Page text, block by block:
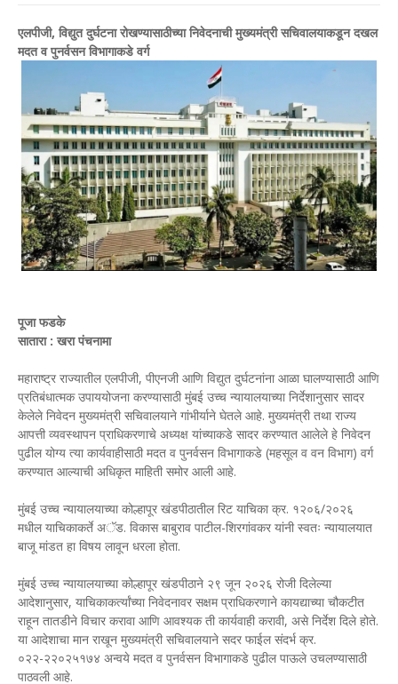
एलपीजी, विद्युत दुर्घटना रोखण्यासाठीच्या निवेदनाची मुख्यमंत्री सचिवालयाकडून दखल
मदत व पुनर्वसन विभागाकडे वर्ग
पूजा फडके
सातारा : खरा पंचनामा
महाराष्ट्र राज्यातील एलपीजी, पीएनजी आणि विद्युत दुर्घटनांना आळा घालण्यासाठी आणि
प्रतिबंधात्मक उपाययोजना करण्यासाठी मुंबई उच्च न्यायालयाच्या निर्देशानुसार सादर
केलेले निवेदन मुख्यमंत्री सचिवालयाने गांभीर्याने घेतले आहे. मुख्यमंत्री तथा राज्य
आपत्ती व्यवस्थापन प्राधिकरणाचे अध्यक्ष यांच्याकडे सादर करण्यात आलेले हे निवेदन
पुढील योग्य त्या कार्यवाहीसाठी मदत व पुनर्वसन विभागाकडे (महसूल व वन विभाग) वर्ग
करण्यात आल्याची अधिकृत माहिती समोर आली आहे.
मुंबई उच्च न्यायालयाच्या कोल्हापूर खंडपीठातील रिट याचिका क्र. १२०६/२०२६
मधील याचिकाकर्ते अॅड. विकास बाबुराव पाटील-शिरगांवकर यांनी स्वतः न्यायालयात
बाजू मांडत हा विषय लावून धरला होता.
मुंबई उच्च न्यायालयाच्या कोल्हापूर खंडपीठाने २९ जून २०२६ रोजी दिलेल्या
आदेशानुसार, याचिकाकर्त्यांच्या निवेदनावर सक्षम प्राधिकरणाने कायद्याच्या चौकटीत
राहून तातडीने विचार करावा आणि आवश्यक ती कार्यवाही करावी, असे निर्देश दिले होते.
या आदेशाचा मान राखून मुख्यमंत्री सचिवालयाने सदर फाईल संदर्भ क्र.
०२२-२२०२५१७४ अन्वये मदत व पुनर्वसन विभागाकडे पुढील पाऊले उचलण्यासाठी
पाठवली आहे.